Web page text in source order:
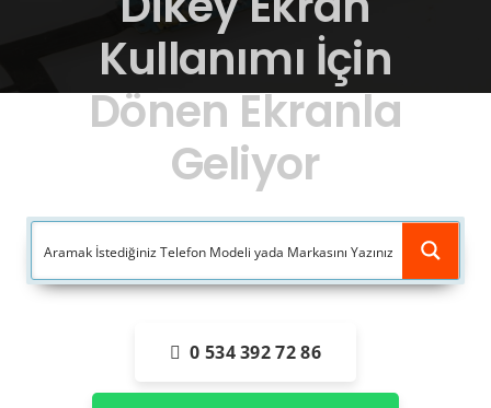
Kullanımı İçin
Dönen Ekranla
Geliyor
0 534 392 72 86